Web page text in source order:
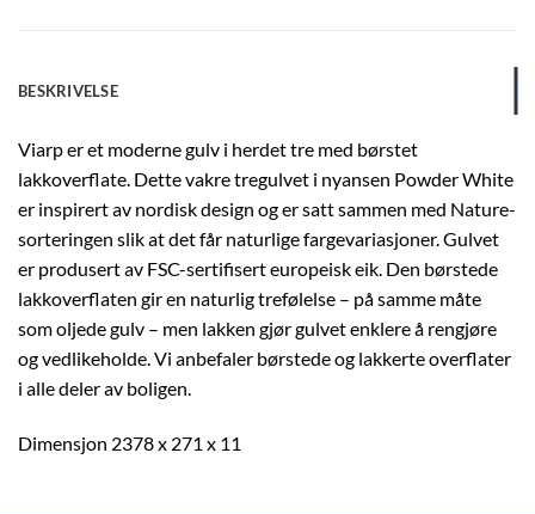
BESKRIVELSE
Viarp er et moderne gulv i herdet tre med børstet
lakkoverflate. Dette vakre tregulvet i nyansen Powder White
er inspirert av nordisk design og er satt sammen med Nature-
sorteringen slik at det får naturlige fargevariasjoner. Gulvet
er produsert av FSC-sertifisert europeisk eik. Den børstede
lakkoverflaten gir en naturlig trefølelse – på samme måte
som oljede gulv – men lakken gjør gulvet enklere å rengjøre
og vedlikeholde. Vi anbefaler børstede og lakkerte overflater
i alle deler av boligen.
Dimensjon 2378 x 271 x 11